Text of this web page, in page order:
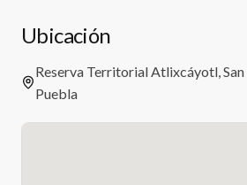
Ubicación
Reserva Territorial Atlixcáyotl,
Puebla